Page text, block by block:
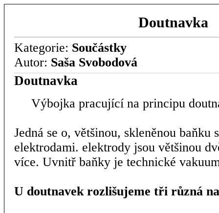
Doutnavka
Kategorie: Součástky
Autor: Saša Svobodová
Doutnavka
Výbojka pracující na principu
Jedná se o, většinou, skleněnou baňku
elektrodami. elektrody jsou většinou
více. Uvnitř baňky je technické
U doutnavek rozlišujeme tři různá